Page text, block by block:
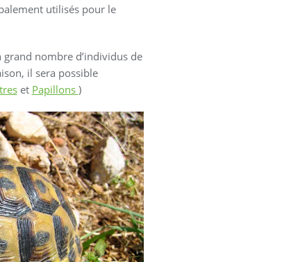
utilisés pour le
nombre d’individus de
il sera possible
et Papillons )